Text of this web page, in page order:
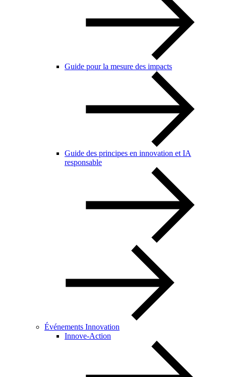
Guide pour la mesure des impacts
Guide des principes en innovation et IA
responsable
Événements Innovation
Innove-Action